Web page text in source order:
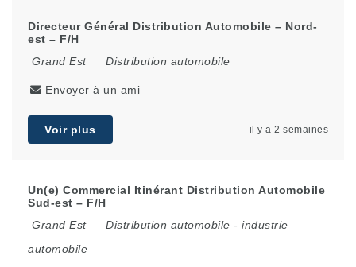
Directeur Général Distribution Automobile – Nord-
est – F/H
Grand Est
Distribution automobile
Envoyer à un ami
Voir plus il y a 2 semaines
Un(e) Commercial Itinérant Distribution Automobile
Sud-est – F/H
Grand Est
Distribution automobile - industrie
automobile